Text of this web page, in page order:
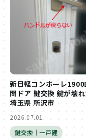
新日軽コンポーレ
関ドア 鍵交換 鍵が壊
埼玉県 所沢市
2026.07.01
鍵交換｜一戸建